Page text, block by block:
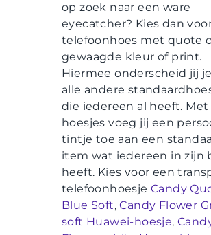
op zoek naar een ware
eyecatcher? Kies dan
telefoonhoes met quote
gewaagde kleur of print.
Hiermee onderscheid jij
alle andere
die iedereen al heeft. Met
hoesjes voeg jij een
tintje toe aan een
item wat iedereen in zijn
heeft. Kies voor een
telefoonhoesjeCandy
Blue Soft,Candy Flower
soft Huawei-hoesje,